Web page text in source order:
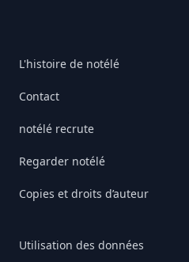
L'histoire de notélé
Contact
notélé recrute
Regarder notélé
Copies et droits d’auteur
Utilisation des données